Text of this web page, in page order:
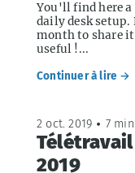
You'll find here
daily desk setup.
month to share
useful !...
Continuer à lire →
2 oct. 2019 • 7
2019